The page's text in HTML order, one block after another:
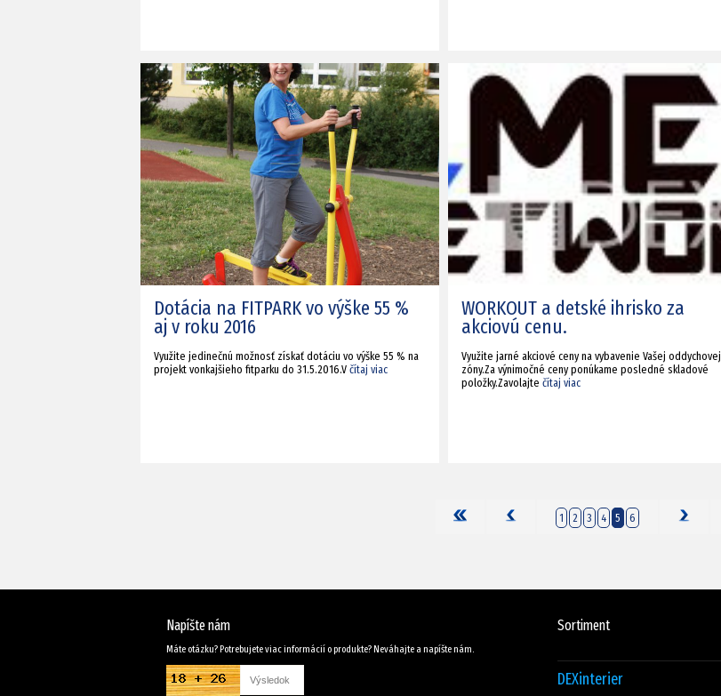
Dotácia na FITPARK vo výške 55 %
aj v roku 2016
Využite jedinečnú možnosť získať dotáciu vo výške 55 % na
projekt vonkajšieho fitparku do 31.5.2016.V čítaj viac
WORKOUT a detské ihrisko za
akciovú cenu.
Využite jarné akciové ceny na vybavenie Vašej oddychovej
zóny.Za výnimočné ceny ponúkame posledné skladové
položky.Zavolajte čítaj viac
1 2 3 4 5 6
Napíšte nám
Máte otázku? Potrebujete viac informácií o produkte? Neváhajte a napíšte nám.
Sortiment
DEXinterier